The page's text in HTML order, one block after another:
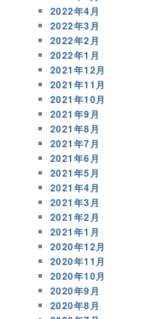
2022年4月
2022年3月
2022年2月
2022年1月
2021年12月
2021年11月
2021年10月
2021年9月
2021年8月
2021年7月
2021年6月
2021年5月
2021年4月
2021年3月
2021年2月
2021年1月
2020年12月
2020年11月
2020年10月
2020年9月
2020年8月